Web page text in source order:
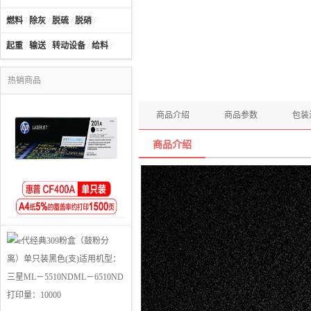
燃料 / 除灰 / 脱硫 / 脱硝 /
起重 / 输送/ 转动设备 / 给料 /
热销商品
商品介绍 商品参数 包装
商品介绍